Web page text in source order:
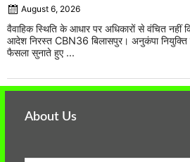
August 6, 2026
वैवाहिक स्थिति के आधार पर अधिकारों से वंचित नहीं
आदेश निरस्त CBN36 बिलासपुर। अनुकंपा नियुक्ति
फैसला सुनाते हुए ...
About Us